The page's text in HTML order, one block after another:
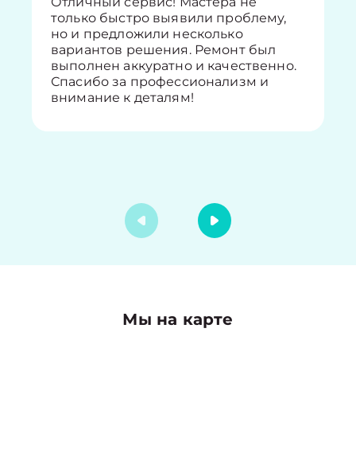
только быстро выявили проблему,
но и предложили несколько
вариантов решения. Ремонт был
выполнен аккуратно и качественно.
Спасибо за профессионализм и
внимание к деталям!
Мы на карте